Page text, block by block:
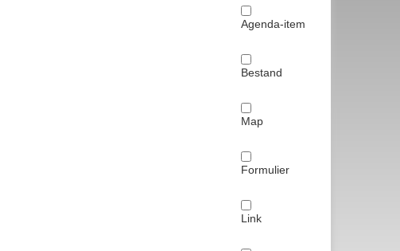
Agenda-item
Bestand
Map
Formulier
Link